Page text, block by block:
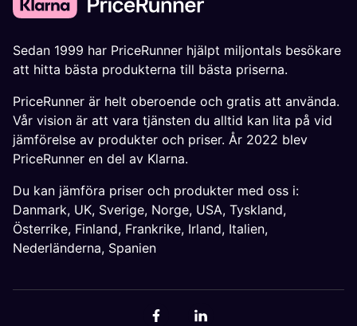
Sedan 1999 har PriceRunner hjälpt miljontals besökare
att hitta bästa produkterna till bästa priserna.
PriceRunner är helt oberoende och gratis att använda.
Vår vision är att vara tjänsten du alltid kan lita på vid
jämförelse av produkter och priser. År 2022 blev
PriceRunner en del av Klarna.
Du kan jämföra priser och produkter med oss i:
Danmark, UK, Sverige, Norge, USA, Tyskland,
Österrike, Finland, Frankrike, Irland, Italien,
Nederländerna, Spanien